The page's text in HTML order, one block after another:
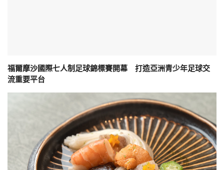
福爾摩沙國際七人制足球錦標賽開幕 打造亞洲青少年足球交
流重要平台